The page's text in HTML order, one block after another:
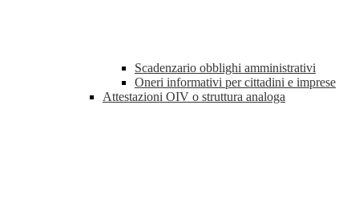
Scadenzario obblighi amministrativi
Oneri informativi per cittadini e imprese
Attestazioni OIV o struttura analoga